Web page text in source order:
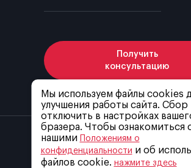
Мы используем файлы cookies
улучшения работы сайта.
отключить в настройках
бразера. Чтобы ознакомиться
нашими
Положениям о
конфиденциальности и об
файлов cookie. нажмите здесь
Получить
консультацию
Я соглашаюсь сполитикой